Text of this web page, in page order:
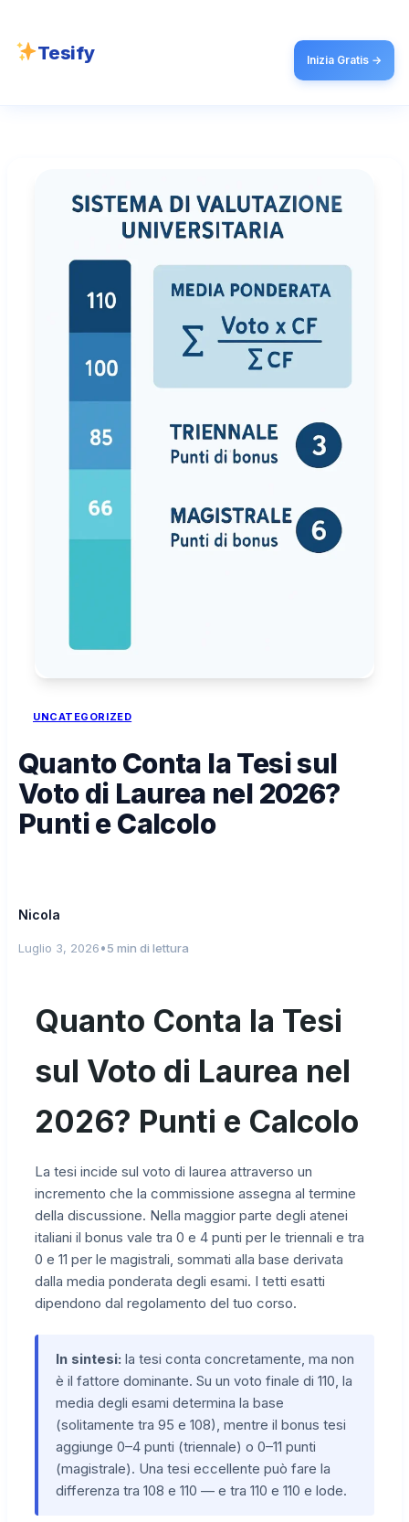
Tesify Inizia Gratis →
UNCATEGORIZED
Quanto Conta la Tesi sul
Voto di Laurea nel 2026?
Punti e Calcolo
Nicola
Luglio 3, 2026•5 min di lettura
Quanto Conta la Tesi
sul Voto di Laurea nel
2026? Punti e Calcolo
La tesi incide sul voto di laurea attraverso un
incremento che la commissione assegna al termine
della discussione. Nella maggior parte degli atenei
italiani il bonus vale tra 0 e 4 punti per le triennali e tra
0 e 11 per le magistrali, sommati alla base derivata
dalla media ponderata degli esami. I tetti esatti
dipendono dal regolamento del tuo corso.
In sintesi: la tesi conta concretamente, ma non
è il fattore dominante. Su un voto finale di 110, la
media degli esami determina la base
(solitamente tra 95 e 108), mentre il bonus tesi
aggiunge 0–4 punti (triennale) o 0–11 punti
(magistrale). Una tesi eccellente può fare la
differenza tra 108 e 110 — e tra 110 e 110 e lode.